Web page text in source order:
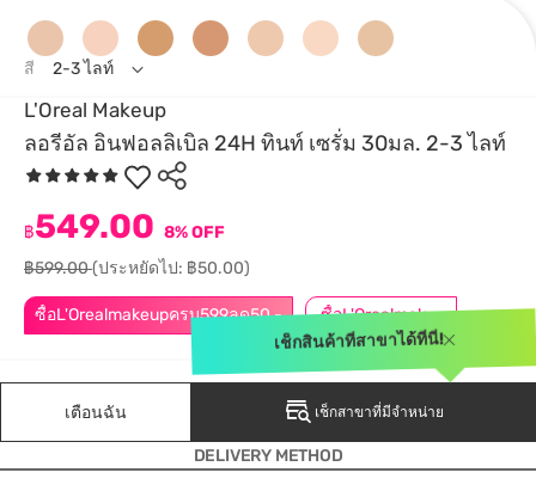
L'Oreal Makeup
ลอรีอัล อินฟอลลิเบิล 24H ทินท์ เซรั่ม 30มล. 2-3 ไลท์
ซื้อL'Orealmakeupครบ599ลด50.- ซื้อL'Orealmakeupครบ799ลด50.-
฿549.00 8% OFF
฿599.00(ประหยัดไป: ฿50.00)
สี 2-3 ไลท์
เตือนฉัน เช็กสาขาที่มีจำหน่าย
เช็กสินค้าที่สาขาได้ที่นี่!
DELIVERY METHOD